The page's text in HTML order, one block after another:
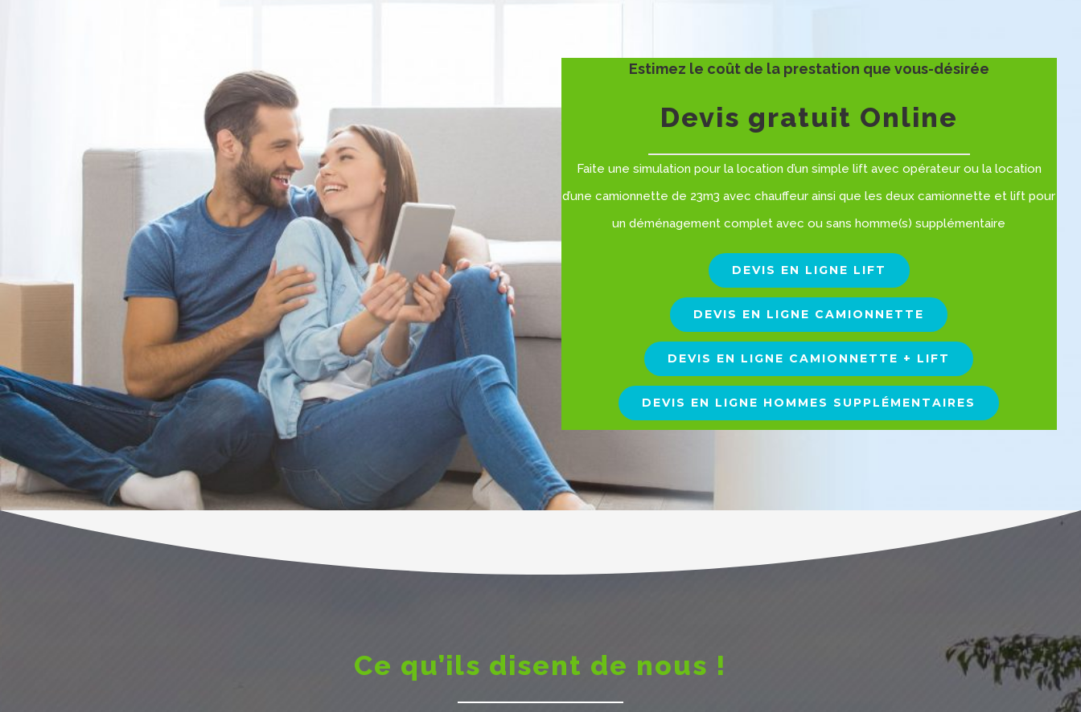
Estimez le coût de la prestation que vous-désirée
Devis gratuit Online
Faite une simulation pour la location d’un simple lift avec opérateur ou la location
d’une camionnette de 23m3 avec chauffeur ainsi que les deux camionnette et lift pour
un déménagement complet avec ou sans homme(s) supplémentaire
DEVIS EN LIGNE LIFT
DEVIS EN LIGNE CAMIONNETTE
DEVIS EN LIGNE CAMIONNETTE + LIFT
DEVIS EN LIGNE HOMMES SUPPLÉMENTAIRES
Ce qu’ils disent de nous !